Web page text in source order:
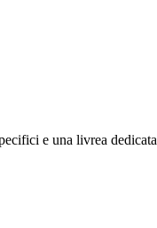
e una livrea dedicata